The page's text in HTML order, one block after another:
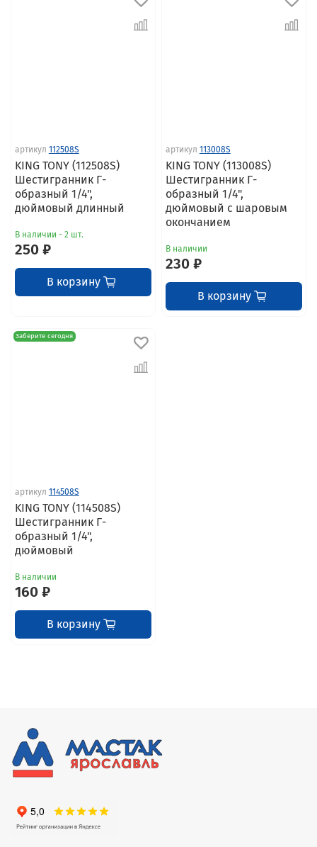
артикул 112508S
KING TONY (112508S)
Шестигранник Г-
образный 1/4",
дюймовый длинный
В наличии - 2 шт.
250 ₽
В корзину
артикул 113008S
KING TONY (113008S)
Шестигранник Г-
образный 1/4",
дюймовый с шаровым
окончанием
В наличии
230 ₽
В корзину
Заберите сегодня
артикул 114508S
KING TONY (114508S)
Шестигранник Г-
образный 1/4",
дюймовый
В наличии
160 ₽
В корзину